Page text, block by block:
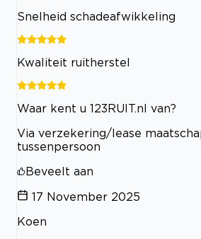
Snelheid schadeafwikkeling
Kwaliteit ruitherstel
Waar kent u 123RUIT.nl van?
Via verzekering/lease
tussenpersoon
Beveelt aan
17 November 2025
Koen